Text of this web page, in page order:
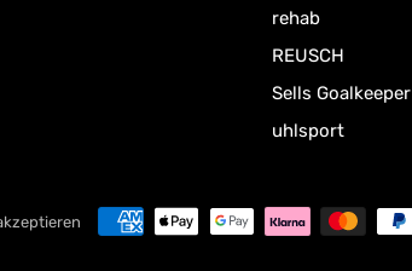
rehab
REUSCH
Sells Goalkeeper
uhlsport